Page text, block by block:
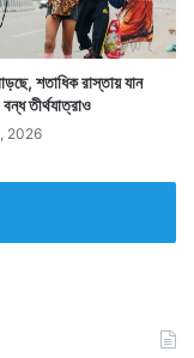
বেশ কিছুটা সময়
শতাধিক রাস্তায় যান
তীর্থযাত্রাও
2026